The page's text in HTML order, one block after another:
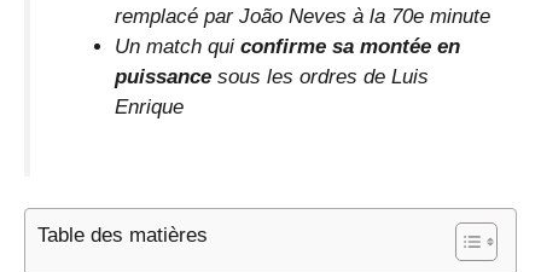
remplacé par João Neves à la 70e minute
Un match quiconfirme sa montée en
puissance sous les ordres de Luis
Enrique
Table des matières